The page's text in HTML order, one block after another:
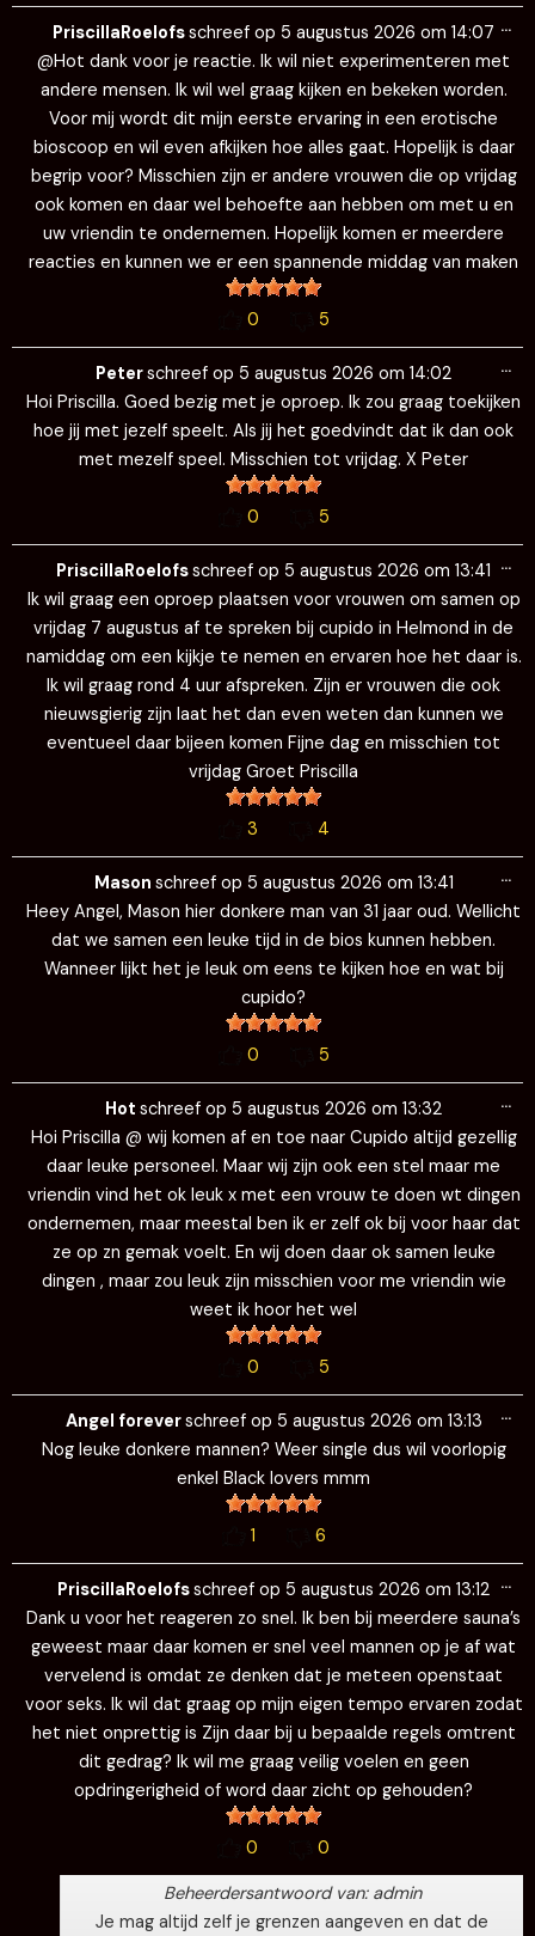
PriscillaRoelofsschreef op 5 augustus 2026 om 14:07
@Hot dank voor je reactie. Ik wil niet experimenteren met
andere mensen. Ik wil wel graag kijken en bekeken worden.
Voor mij wordt dit mijn eerste ervaring in een erotische
bioscoop en wil even afkijken hoe alles gaat. Hopelijk is daar
begrip voor? Misschien zijn er andere vrouwen die op vrijdag
ook komen en daar wel behoefte aan hebben om met u en
uw vriendin te ondernemen. Hopelijk komen er meerdere
reacties en kunnen we er een spannende middag van maken
0 5
…
Peterschreef op 5 augustus 2026 om 14:02
Hoi Priscilla. Goed bezig met je oproep. Ik zou graag toekijken
hoe jij met jezelf speelt. Als jij het goedvindt dat ik dan ook
met mezelf speel. Misschien tot vrijdag. X Peter
0 5
…
PriscillaRoelofsschreef op 5 augustus 2026 om 13:41
Ik wil graag een oproep plaatsen voor vrouwen om samen op
vrijdag 7 augustus af te spreken bij cupido in Helmond in de
namiddag om een kijkje te nemen en ervaren hoe het daar is.
Ik wil graag rond 4 uur afspreken. Zijn er vrouwen die ook
nieuwsgierig zijn laat het dan even weten dan kunnen we
eventueel daar bijeen komen Fijne dag en misschien tot
vrijdag Groet Priscilla
3 4
…
Mason schreef op 5 augustus 2026 om 13:41
Heey Angel, Mason hier donkere man van 31 jaar oud. Wellicht
dat we samen een leuke tijd in de bios kunnen hebben.
Wanneer lijkt het je leuk om eens te kijken hoe en wat bij
cupido?
0 5
…
Hot schreef op 5 augustus 2026 om 13:32
Hoi Priscilla @ wij komen af en toe naar Cupido altijd gezellig
daar leuke personeel. Maar wij zijn ook een stel maar me
vriendin vind het ok leuk x met een vrouw te doen wt dingen
ondernemen, maar meestal ben ik er zelf ok bij voor haar dat
ze op zn gemak voelt. En wij doen daar ok samen leuke
dingen , maar zou leuk zijn misschien voor me vriendin wie
weet ik hoor het wel
0 5
…
Angel foreverschreef op 5 augustus 2026 om 13:13
Nog leuke donkere mannen? Weer single dus wil voorlopig
enkel Black lovers mmm
1 6
…
PriscillaRoelofsschreef op 5 augustus 2026 om 13:12
Dank u voor het reageren zo snel. Ik ben bij meerdere sauna’s
geweest maar daar komen er snel veel mannen op je af wat
vervelend is omdat ze denken dat je meteen openstaat
voor seks. Ik wil dat graag op mijn eigen tempo ervaren zodat
het niet onprettig is Zijn daar bij u bepaalde regels omtrent
dit gedrag? Ik wil me graag veilig voelen en geen
opdringerigheid of word daar zicht op gehouden?
0
0
Beheerdersantwoord van: admin
Je mag altijd zelf je grenzen aangeven en dat de
…